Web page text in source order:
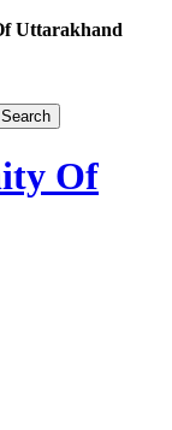
Uttarakhand
Of